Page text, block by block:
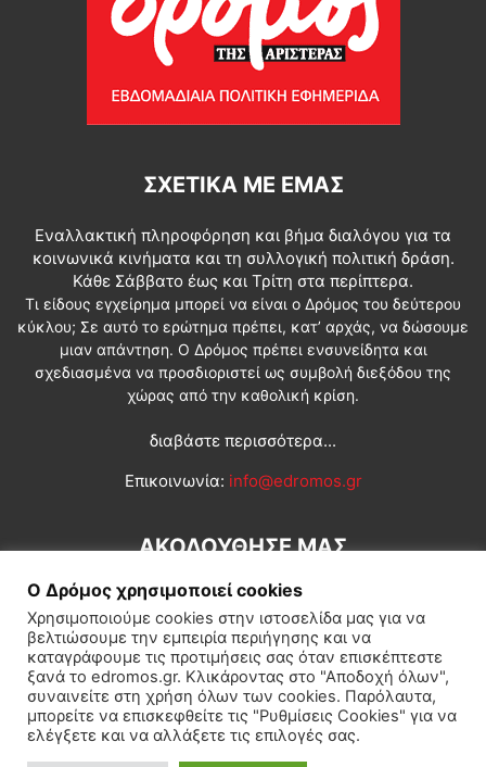
ΣΧΕΤΙΚΆ ΜΕ ΕΜΆΣ
Εναλλακτική πληροφόρηση και βήμα διαλόγου για τα
κοινωνικά κινήματα και τη συλλογική πολιτική δράση.
Κάθε Σάββατο έως και Τρίτη στα περίπτερα.
Τι είδους εγχείρημα μπορεί να είναι ο Δρόμος του δεύτερου
κύκλου; Σε αυτό το ερώτημα πρέπει, κατ’ αρχάς, να δώσουμε
μιαν απάντηση. Ο Δρόμος πρέπει ενσυνείδητα και
σχεδιασμένα να προσδιοριστεί ως συμβολή διεξόδου της
χώρας από την καθολική κρίση.
διαβάστε περισσότερα...
Επικοινωνία: info@edromos.gr
ΑΚΟΛΟΥΘΗΣΕ ΜΑΣ
Εγγραφή συνδρομητή Πολιτική Διεθνή Κοινωνία
Πολιτισμός Αφιερώματα
Ο Δρόμος χρησιμοποιεί cookies
Χρησιμοποιούμε cookies στην ιστοσελίδα μας για να
βελτιώσουμε την εμπειρία περιήγησης και να
καταγράφουμε τις προτιμήσεις σας όταν επισκέπτεστε
ξανά το edromos.gr. Κλικάροντας στο "Αποδοχή όλων",
συναινείτε στη χρήση όλων των cookies. Παρόλαυτα,
μπορείτε να επισκεφθείτε τις "Ρυθμίσεις Cookies" για να
ελέγξετε και να αλλάξετε τις επιλογές σας.